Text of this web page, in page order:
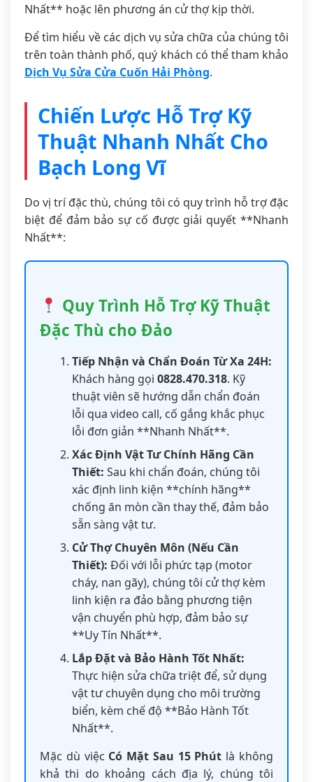
Nhất** hoặc lên phương án cử thợ kịp thời.
Để tìm hiểu về các dịch vụ sửa chữa của chúng tôi
trên toàn thành phố, quý khách có thể tham khảo
Dịch Vụ Sửa Cửa Cuốn Hải Phòng.
Chiến Lược Hỗ Trợ Kỹ
Thuật Nhanh Nhất Cho
Bạch Long Vĩ
Do vị trí đặc thù, chúng tôi có quy trình hỗ trợ đặc
biệt để đảm bảo sự cố được giải quyết **Nhanh
Nhất**:
Quy Trình Hỗ Trợ Kỹ Thuật
Đặc Thù cho Đảo
Tiếp Nhận và Chẩn Đoán Từ Xa 24H:
Khách hàng gọi 0828.470.318. Kỹ
thuật viên sẽ hướng dẫn chẩn đoán
lỗi qua video call, cố gắng khắc phục
lỗi đơn giản **Nhanh Nhất**.
Xác Định Vật Tư Chính Hãng Cần
Thiết: Sau khi chẩn đoán, chúng tôi
xác định linh kiện **chính hãng**
chống ăn mòn cần thay thế, đảm bảo
sẵn sàng vật tư.
Cử Thợ Chuyên Môn (Nếu Cần
Thiết): Đối với lỗi phức tạp (motor
cháy, nan gãy), chúng tôi cử thợ kèm
linh kiện ra đảo bằng phương tiện
vận chuyển phù hợp, đảm bảo sự
**Uy Tín Nhất**.
Lắp Đặt và Bảo Hành Tốt Nhất:
Thực hiện sửa chữa triệt để, sử dụng
vật tư chuyên dụng cho môi trường
biển, kèm chế độ **Bảo Hành Tốt
Nhất**.
Mặc dù việc Có Mặt Sau 15 Phút là không
khả thi do khoảng cách địa lý, chúng tôi